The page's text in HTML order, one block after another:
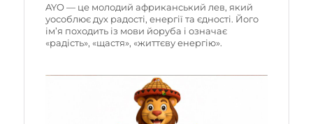
AYO — це молодий африканський лев, який
уособлює дух радості, енергії та єдності. Його
ім’я походить із мови йоруба і означає
«радість», «щастя», «життєву енергію».